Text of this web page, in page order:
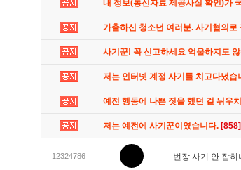
내 정보(통신자료 제공사실 확인)가
가출하신 청소년 여러분. 사기혐의
사기꾼! 꼭 신고하세요 억울하지도
저는 인터넷 계정 사기를 치고다녔
예전 행동에 나쁜 짓을 했던 걸 뉘우
저는 예전에 사기꾼이였습니다. [858]
12324786 번장 사기 안 잡히